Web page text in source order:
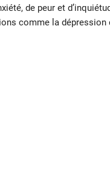
de peur et
comme la